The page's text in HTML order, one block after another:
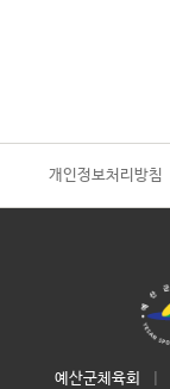
개인정보처리방침
예산군체육회